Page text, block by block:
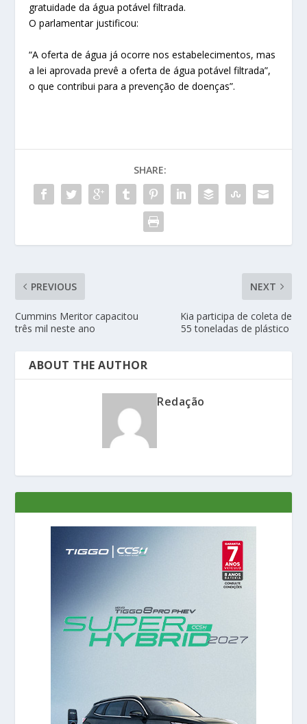
gratuidade da água potável filtrada.
O parlamentar justificou:
“A oferta de água já ocorre nos estabelecimentos, mas
a lei aprovada prevê a oferta de água potável filtrada”,
o que contribui para a prevenção de doenças”.
SHARE:
PREVIOUS
Cummins Meritor capacitou
três mil neste ano
NEXT
Kia participa de coleta de
55 toneladas de plástico
ABOUT THE AUTHOR
Redação